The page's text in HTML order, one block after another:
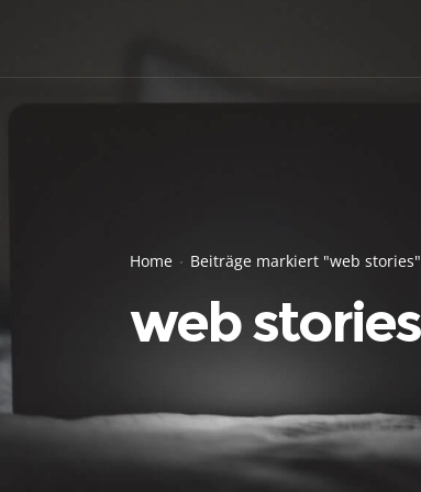
Home Beiträge markiert "web stories"
web stories